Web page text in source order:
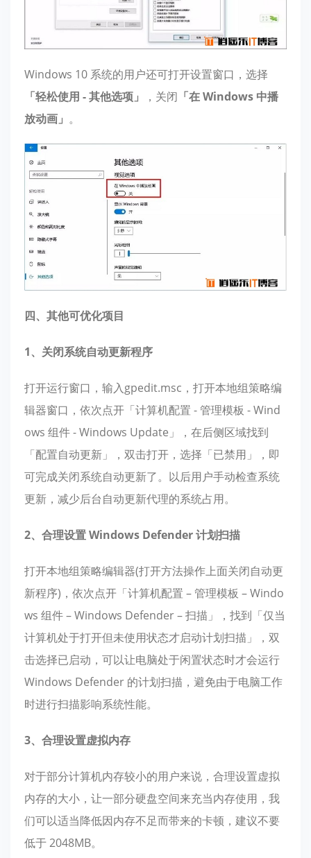
Windows 10 系统的用户还可打开设置窗口，选择
「轻松使用 - 其他选项」
，关闭 「在 Windows 中播
放动画」 。
四、其他可优化项目
1、关闭系统自动更新程序
打开运行窗口，输入gpedit.msc，打开本地组策略编
辑器窗口，依次点开「计算机配置 - 管理模板 - Wind
ows 组件 - Windows Update」，在后侧区域找到
「配置自动更新」，双击打开，选择「已禁用」，即
可完成关闭系统自动更新了。以后用户手动检查系统
更新，减少后台自动更新代理的系统占用。
2、合理设置 Windows Defender 计划扫描
打开本地组策略编辑器(打开方法操作上面关闭自动更
新程序)，依次点开「计算机配置 – 管理模板 – Windo
ws 组件 – Windows Defender – 扫描」，找到「仅当
计算机处于打开但未使用状态才启动计划扫描」，双
击选择已启动，可以让电脑处于闲置状态时才会运行
Windows Defender 的计划扫描，避免由于电脑工作
时进行扫描影响系统性能。
3、合理设置虚拟内存
对于部分计算机内存较小的用户来说，合理设置虚拟
内存的大小，让一部分硬盘空间来充当内存使用，我
们可以适当降低因内存不足而带来的卡顿，建议不要
低于 2048MB。